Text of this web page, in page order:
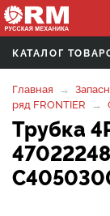
КАТАЛОГ
Главная
ряд FRONTIER
Трубка